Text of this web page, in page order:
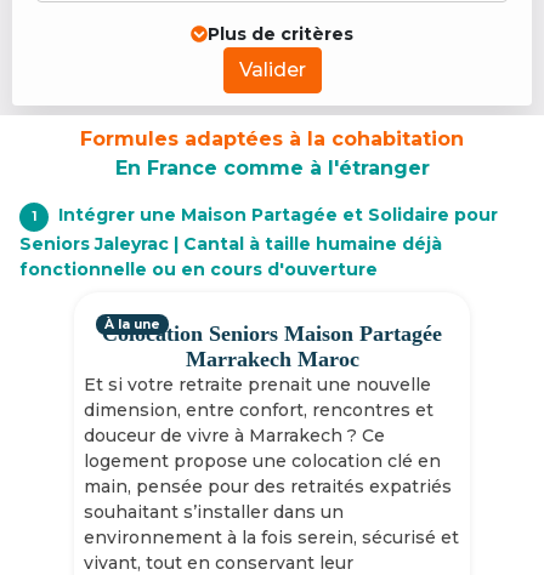
Plus de critères
Valider
Formules adaptées à la cohabitation
En France comme à l'étranger
1
Intégrer une Maison Partagée et Solidaire pour
Seniors Jaleyrac | Cantal à taille humaine déjà
fonctionnelle ou en cours d'ouverture
Colocation Seniors Maison Partagée
Marrakech Maroc
Et si votre retraite prenait une nouvelle
dimension, entre confort, rencontres et
douceur de vivre à Marrakech ? Ce
logement propose une colocation clé en
main, pensée pour des retraités expatriés
souhaitant s’installer dans un
environnement à la fois serein, sécurisé et
vivant, tout en conservant leur
À la une